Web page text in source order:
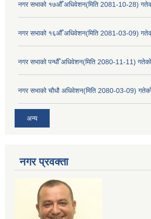
नगर सभाको १७औँ अधिवेशन(मिति 2081-10-28)
नगर सभाको १६औँ अधिवेशन(मिति 2081-03-09)
नगर सभाको पन्धौँ अधिवेशन(मिति 2080-11-11)
नगर सभाको चौधौ अधिवेशन(मिति 2080-03-09)
अन्य
नगर प्रव‌क्ता